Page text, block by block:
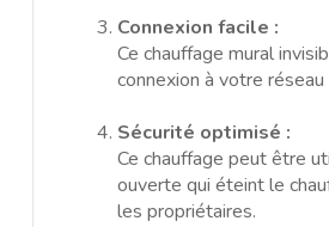
Connexion facile :
Ce chauffage mural
connexion à votre
Sécurité optimisé :
Ce chauffage peut être
ouverte qui éteint le
les propriétaires.